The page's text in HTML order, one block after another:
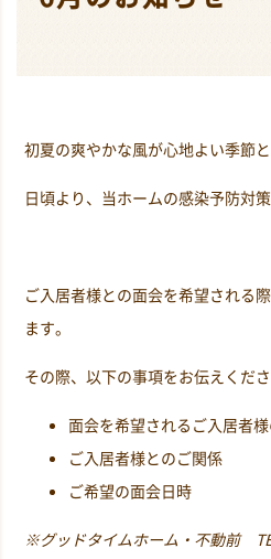
初夏の爽やかな風が心地よい季節と
日頃より、当ホームの感染予防対
ご入居者様との面会を希望される
ます。
その際、以下の事項をお伝えくだ
面会を希望されるご入居者
ご入居者様とのご関係
ご希望の面会日時
※グッドタイムホーム・不動前